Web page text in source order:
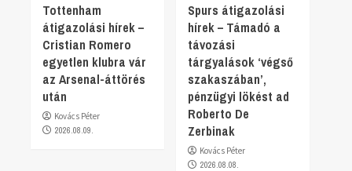
Tottenham
átigazolási hírek –
Cristian Romero
egyetlen klubra vár
az Arsenal-áttörés
után
Kovács Péter
2026.08.09.
Spurs átigazolási
hírek – Támadó a
távozási
tárgyalások ‘végső
szakaszában’,
pénzügyi lökést ad
Roberto De
Zerbinak
Kovács Péter
2026.08.08.